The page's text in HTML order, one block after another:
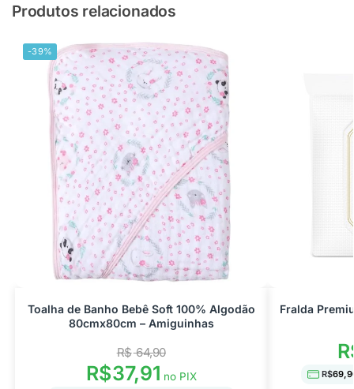
Produtos relacionados
-39%
Toalha de Banho Bebê Soft 100% Algodão
80cmx80cm – Amiguinhas
R$64,90
R$37,91 no PIX
Fralda
R$